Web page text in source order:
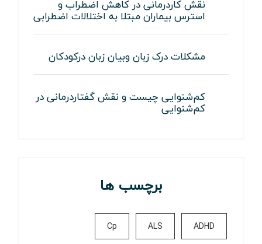
نقش کاردرمانی در کاهش اضطراب و
استرس بیماران مبتلا به اختلالات اضطرابی
مشکلات درک زبان وبیان زبان درکودکان
کم‌شنوایی چیست و نقش گفتاردرمانی در
کم‌شنوایی
برچسب ها
ADHD
ALS
Cp